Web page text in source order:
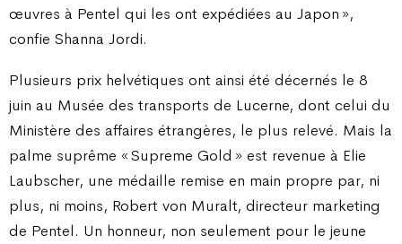
œuvres à Pentel qui les ont expédiées au Japon »,
confie Shanna Jordi.
Plusieurs prix helvétiques ont ainsi été décernés le 8
juin au Musée des transports de Lucerne, dont celui du
Ministère des affaires étrangères, le plus relevé. Mais la
palme suprême « Supreme Gold » est revenue à Elie
Laubscher, une médaille remise en main propre par, ni
plus, ni moins, Robert von Muralt, directeur marketing
de Pentel. Un honneur, non seulement pour le jeune